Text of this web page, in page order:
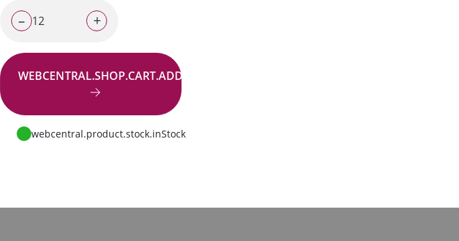
– +
WEBCENTRAL.SHOP.CART.ADD.BUTTON
Zur Anfrage
webcentral.product.stock.inStock